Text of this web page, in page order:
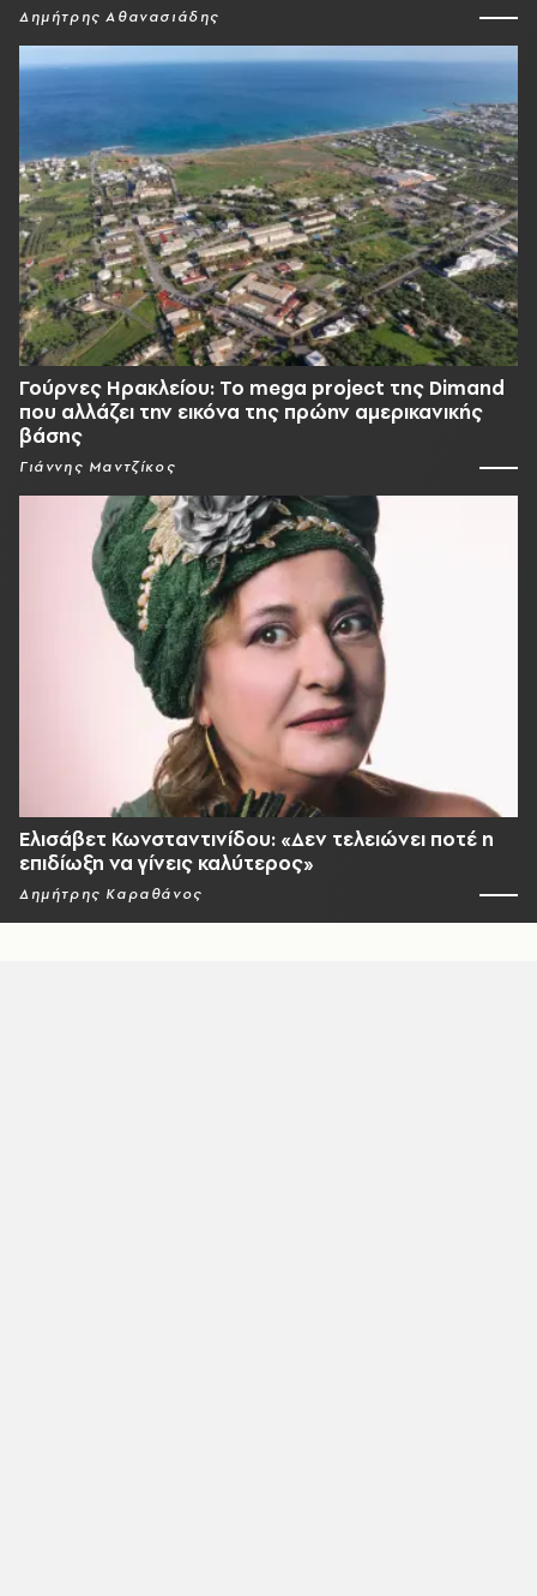
Δημήτρης Αθανασιάδης
Γούρνες Ηρακλείου: To mega project της Dimand
που αλλάζει την εικόνα της πρώην αμερικανικής
βάσης
Γιάννης Μαντζίκος
Ελισάβετ Κωνσταντινίδου: «Δεν τελειώνει ποτέ η
επιδίωξη να γίνεις καλύτερος»
Δημήτρης Καραθάνος